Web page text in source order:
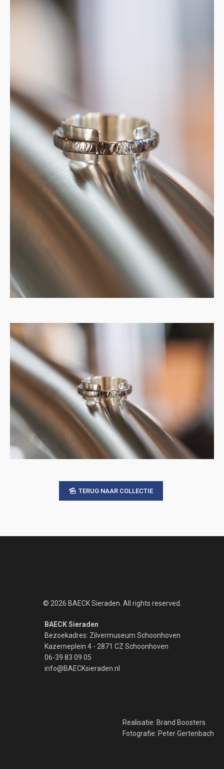
TERUG NAAR COLLECTIE
© 2026 BAECK Sieraden. All rights reserved.
BAECK Sieraden
Bezoekadres: Zilvermuseum Schoonhoven
Kazerneplein 4 - 2871 CZ Schoonhoven
06-39 83 09 05
info@BAECKsieraden.nl
Realisatie: Brand Boosters
Fotografie: Peter Gertenbach